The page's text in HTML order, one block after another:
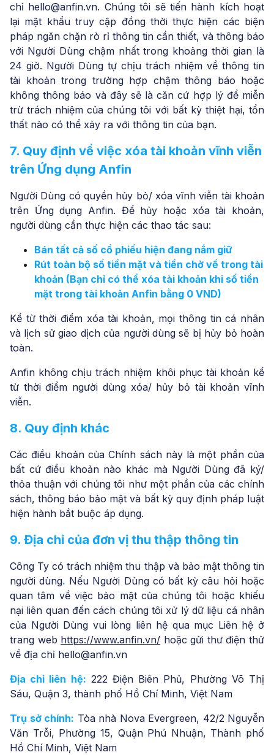
chỉ hello@anfin.vn. Chúng tôi sẽ tiến hành kích hoạt
lại mật khẩu truy cập đồng thời thực hiện các biện
pháp ngăn chặn rò rỉ thông tin cần thiết, và thông báo
với Người Dùng chậm nhất trong khoảng thời gian là
24 giờ. Người Dùng tự chịu trách nhiệm về thông tin
tài khoản trong trường hợp chậm thông báo hoặc
không thông báo và đây sẽ là căn cứ hợp lý để miễn
trừ trách nhiệm của chúng tôi với bất kỳ thiệt hại, tổn
thất nào có thể xảy ra với thông tin của bạn.
7. Quy định về việc xóa tài khoản vĩnh viễn
trên Ứng dụng Anfin
Người Dùng có quyền hủy bỏ/ xóa vĩnh viễn tài khoản
trên Ứng dụng Anfin. Để hủy hoặc xóa tài khoản,
người dùng cần thực hiện các thao tác sau:
Bán tất cả số cổ phiếu hiện đang nắm giữ
Rút toàn bộ số tiền mặt và tiền chờ về trong tài
khoản (Bạn chỉ có thể xóa tài khoản khi số tiền
mặt trong tài khoản Anfin bằng 0 VND)
Kể từ thời điểm xóa tài khoản, mọi thông tin cá nhân
và lịch sử giao dịch của người dùng sẽ bị hủy bỏ hoàn
toàn.
Anfin không chịu trách nhiệm khôi phục tài khoản kể
từ thời điểm người dùng xóa/ hủy bỏ tài khoản vĩnh
viễn.
8. Quy định khác
Các điều khoản của Chính sách này là một phần của
bất cứ điều khoản nào khác mà Người Dùng đã ký/
thỏa thuận với chúng tôi như một phần của các chính
sách, thông báo bảo mật và bất kỳ quy định pháp luật
hiện hành bắt buộc áp dụng.
9. Địa chỉ của đơn vị thu thập thông tin
Công Ty có trách nhiệm thu thập và bảo mật thông tin
người dùng. Nếu Người Dùng có bất kỳ câu hỏi hoặc
quan tâm về việc bảo mật của chúng tôi hoặc khiếu
nại liên quan đến cách chúng tôi xử lý dữ liệu cá nhân
của Người Dùng vui lòng liên hệ qua mục Liên hệ ở
trang web https://www.anfin.vn/ hoặc gửi thư điện thử
về địa chỉ hello@anfin.vn
Địa chỉ liên hệ: 222 Điện Biên Phủ, Phường Võ Thị
Sáu, Quận 3, thành phố Hồ Chí Minh, Việt Nam
Trụ sở chính: Tòa nhà Nova Evergreen, 42/2 Nguyễn
Văn Trỗi, Phường 15, Quận Phú Nhuận, Thành phố
Hồ Chí Minh, Việt Nam